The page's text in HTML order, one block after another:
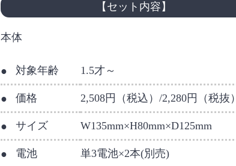
【セット内容】
本体
対象年齢 1.5才～
価格 2,508円（税込）/2,280円（税抜）
サイズ W135mm×H80mm×D125mm
電池 単3電池×2本(別売)